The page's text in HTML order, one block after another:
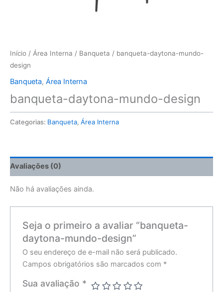
Início / Área Interna / Banqueta / banqueta-daytona-mundo-
design
Banqueta, Área Interna
banqueta-daytona-mundo-design
Categorias: Banqueta, Área Interna
Avaliações (0)
Não há avaliações ainda.
Seja o primeiro a avaliar “banqueta-
daytona-mundo-design”
O seu endereço de e-mail não será publicado.
Campos obrigatórios são marcados com *
Sua avaliação *